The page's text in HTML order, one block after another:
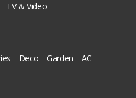
TV & Video
Deco Garden
AC